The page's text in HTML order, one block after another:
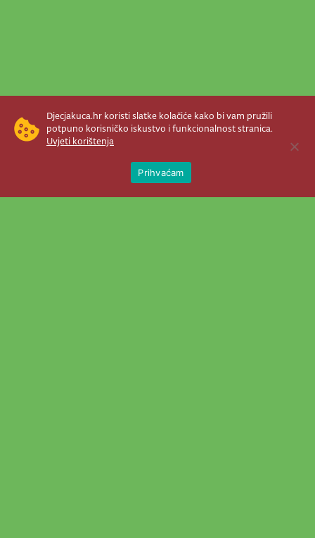
Djecjakuca.hr koristi slatke kolačiće kako bi vam pružili
potpuno korisničko iskustvo i funkcionalnost stranica.
Uvjeti korištenja
Prihvaćam